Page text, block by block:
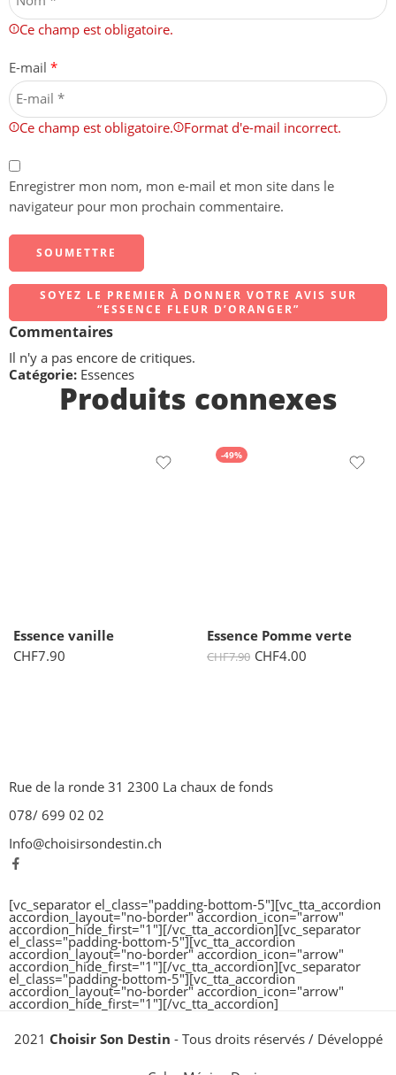
Ce champ est obligatoire.
E-mail *
Ce champ est obligatoire. Format d'e-mail incorrect.
Enregistrer mon nom, mon e-mail et mon site dans le
navigateur pour mon prochain commentaire.
SOYEZ LE PREMIER À DONNER VOTRE AVIS SUR
“ESSENCE FLEUR D’ORANGER”
Commentaires
Il n'y a pas encore de critiques.
Catégorie: Essences
Produits connexes
Essence vanille
CHF7.90
-49%
Essence Pomme verte
CHF7.90 CHF4.00
Rue de la ronde 31 2300 La chaux de fonds
078/ 699 02 02
Info@choisirsondestin.ch
[vc_separator el_class="padding-bottom-5"][vc_tta_accordion
accordion_layout="no-border" accordion_icon="arrow"
accordion_hide_first="1"][/vc_tta_accordion][vc_separator
el_class="padding-bottom-5"][vc_tta_accordion
accordion_layout="no-border" accordion_icon="arrow"
accordion_hide_first="1"][/vc_tta_accordion][vc_separator
el_class="padding-bottom-5"][vc_tta_accordion
accordion_layout="no-border" accordion_icon="arrow"
accordion_hide_first="1"][/vc_tta_accordion]
2021 Choisir Son Destin - Tous droits réservés / Développé